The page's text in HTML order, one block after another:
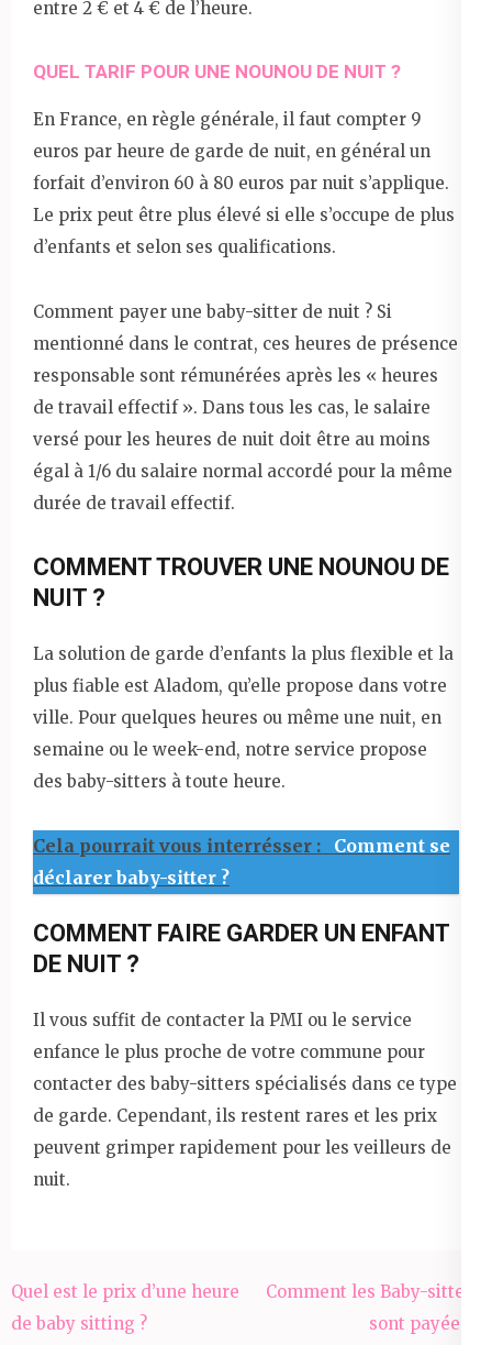
entre 2 € et 4 € de l’heure.
QUEL TARIF POUR UNE NOUNOU DE NUIT ?
En France, en règle générale, il faut compter 9
euros par heure de garde de nuit, en général un
forfait d’environ 60 à 80 euros par nuit s’applique.
Le prix peut être plus élevé si elle s’occupe de plus
d’enfants et selon ses qualifications.
Comment payer une baby-sitter de nuit ? Si
mentionné dans le contrat, ces heures de présence
responsable sont rémunérées après les « heures
de travail effectif ». Dans tous les cas, le salaire
versé pour les heures de nuit doit être au moins
égal à 1/6 du salaire normal accordé pour la même
durée de travail effectif.
COMMENT TROUVER UNE NOUNOU DE
NUIT ?
La solution de garde d’enfants la plus flexible et la
plus fiable est Aladom, qu’elle propose dans votre
ville. Pour quelques heures ou même une nuit, en
semaine ou le week-end, notre service propose
des baby-sitters à toute heure.
Cela pourrait vous interrésser :
Comment se
déclarer baby-sitter ?
COMMENT FAIRE GARDER UN ENFANT
DE NUIT ?
Il vous suffit de contacter la PMI ou le service
enfance le plus proche de votre commune pour
contacter des baby-sitters spécialisés dans ce type
de garde. Cependant, ils restent rares et les prix
peuvent grimper rapidement pour les veilleurs de
nuit.
Navigation
de
Quel est le prix d’une heure
de baby sitting ?
Comment les Baby-sitters
sont payées ?